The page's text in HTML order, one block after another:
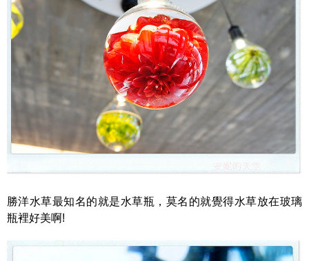
勝洋水草最知名的就是水草瓶，莫名的就覺得水草放在玻璃
瓶裡好美啊!